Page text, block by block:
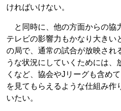
ければいけない。
と同時に、他の方面からの協
テレビの影響力もかなり大きい
の局で、通常の試合が放映され
うな状況にしていくためには、
くなど、協会やJリーグも含め
を見てもらえるような仕組み作
いたい。